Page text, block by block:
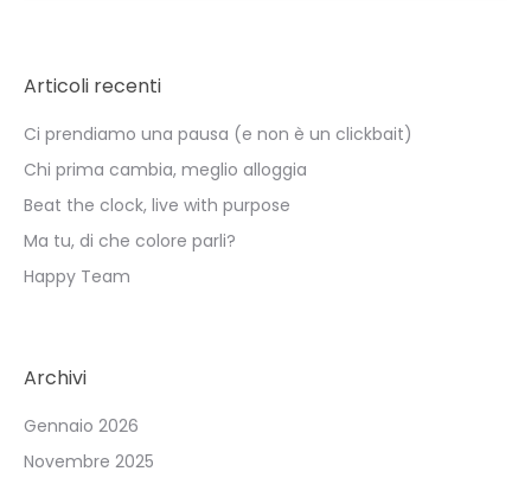
Articoli recenti
Ci prendiamo una pausa (e non è un clickbait)
Chi prima cambia, meglio alloggia
Beat the clock, live with purpose
Ma tu, di che colore parli?
Happy Team
Archivi
Gennaio 2026
Novembre 2025